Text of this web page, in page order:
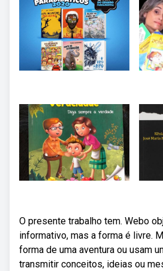
O presente trabalho tem. Webo
informativo, mas a forma é livre.
forma de uma aventura ou usam
transmitir conceitos, ideias ou